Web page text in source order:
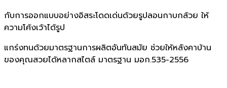
กับการออกแบบอย่างอิสระโดดเด่นด้วยรูปลอนกาบกล้วย ให้
ความโค้งเว้าได้รูป
แกร่งทนด้วยมาตรฐานการผลิตอันทันสมัย ช่วยให้หลังคาบ้าน
ของคุณสวยได้หลากสไตล์ มาตรฐาน มอก.535-2556